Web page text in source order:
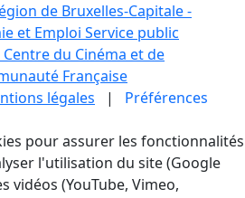
de Bruxelles-Capitale -
et Emploi Service public
Centre du Cinéma et de
Française
légales | Préférences
pour assurer les fonctionnalités
l'utilisation du site (Google
vidéos (YouTube, Vimeo,